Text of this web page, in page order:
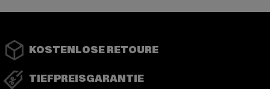
KOSTENLOSE RETOURE
TIEFPREISGARANTIE